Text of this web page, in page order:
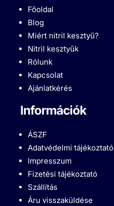
Főoldal
Blog
Miért nitril kesztyű?
Nitril kesztyűk
Rólunk
Kapcsolat
Ajánlatkérés
Információk
ÁSZF
Adatvédelmi tájékoztató
Impresszum
Fizetési tájékoztató
Szállítás
Áru visszaküldése